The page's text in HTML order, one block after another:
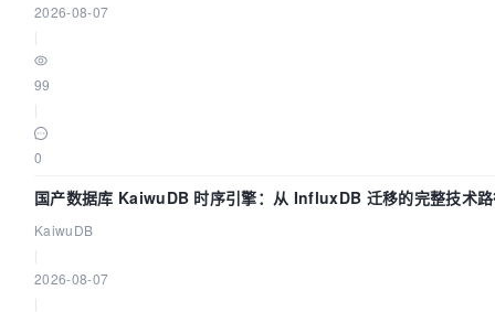
2026-08-07
99
0
国产数据库 KaiwuDB 时序引擎：从 InfluxDB 迁移的完整技术
KaiwuDB
2026-08-07